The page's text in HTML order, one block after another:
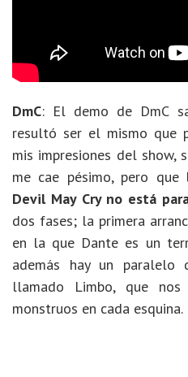
DmC: El demo de DmC
resultó ser el mismo que
mis impresiones del show,
me cae pésimo, pero que
Devil May Cry no está
dos fases; la primera
en la que Dante es un
además hay un paralelo
llamado Limbo, que
monstruos en cada esquina.